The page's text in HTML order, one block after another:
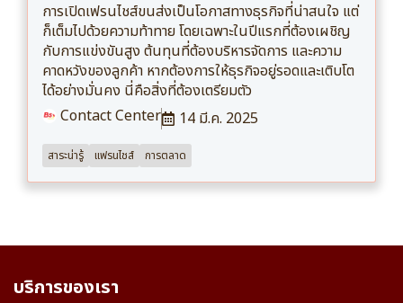
การเปิดเฟรนไชส์ขนส่งเป็นโอกาสทางธุรกิจที่น่าสนใจ แต่
ก็เต็มไปด้วยความท้าทาย โดยเฉพาะในปีแรกที่ต้องเผชิญ
กับการแข่งขันสูง ต้นทุนที่ต้องบริหารจัดการ และความ
คาดหวังของลูกค้า หากต้องการให้ธุรกิจอยู่รอดและเติบโต
ได้อย่างมั่นคง นี่คือสิ่งที่ต้องเตรียมตัว
Contact Center
14 มี.ค. 2025
สาระน่ารู้ แฟรนไชส์ การตลาด
บริการของเรา